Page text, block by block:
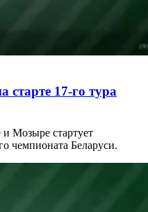
старте 17-го тура
Мозыре стартует
чемпионата Беларуси.